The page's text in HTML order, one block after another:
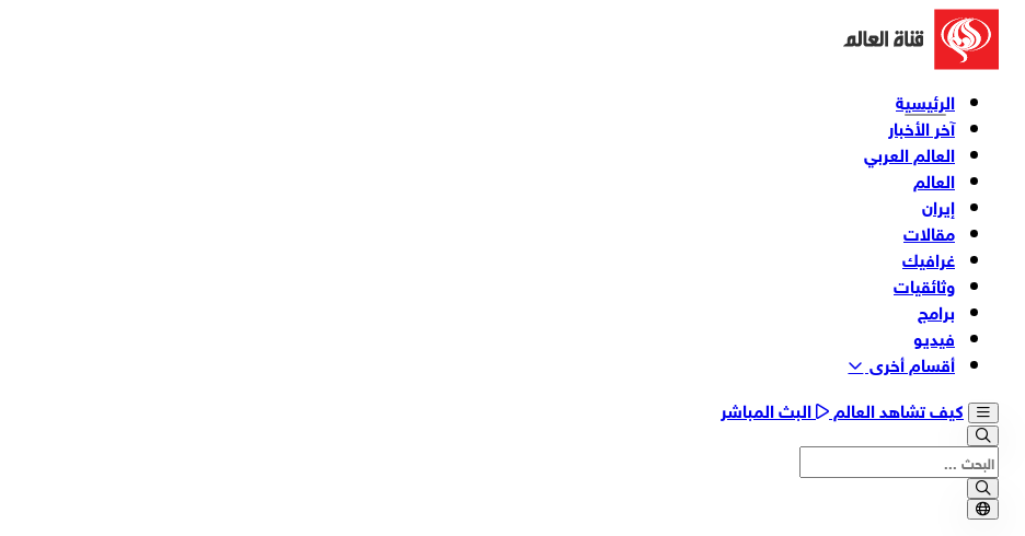
الرئيسية
آخر الأخبار
العالم العربي
العالم
إيران
مقالات
غرافيك
وثائقیات
برامج
فیدیو
أقسام أخری
كيف تشاهد العالم
البث المباشر